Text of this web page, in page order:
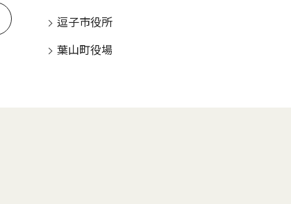
逗子市役所
葉山町役場